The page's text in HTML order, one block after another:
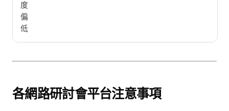
度
偏
低
各網路研討會平台注意事項